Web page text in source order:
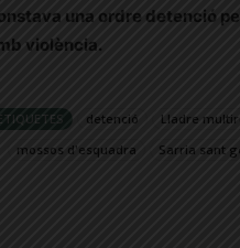
una ordre detenció
violència.
detenció
Lladre
mossos d'esquadra
Sarria sant